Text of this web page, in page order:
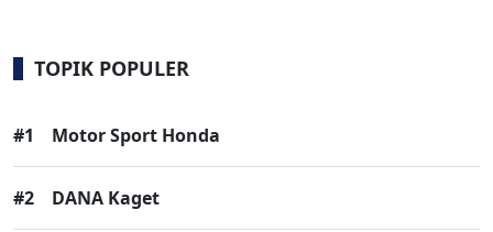
TOPIK POPULER
#1 Motor Sport Honda
#2 DANA Kaget